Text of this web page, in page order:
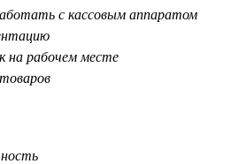
с кассовым аппаратом
на рабочем месте